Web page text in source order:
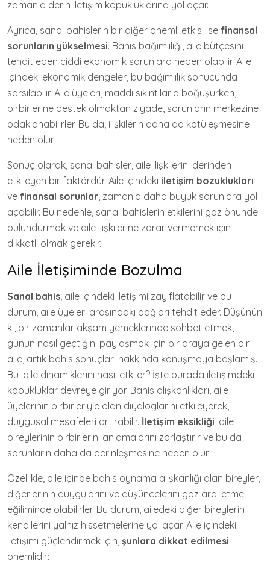
zamanla derin iletişim kopukluklarına yol açar.
Ayrıca, sanal bahislerin bir diğer önemli etkisi ise finansal
sorunların yükselmesi. Bahis bağımlılığı, aile bütçesini
tehdit eden ciddi ekonomik sorunlara neden olabilir. Aile
içindeki ekonomik dengeler, bu bağımlılık sonucunda
sarsılabilir. Aile üyeleri, maddi sıkıntılarla boğuşurken,
birbirlerine destek olmaktan ziyade, sorunların merkezine
odaklanabilirler. Bu da, ilişkilerin daha da kötüleşmesine
neden olur.
Sonuç olarak, sanal bahisler, aile ilişkilerini derinden
etkileyen bir faktördür. Aile içindeki iletişim bozuklukları
ve finansal sorunlar, zamanla daha büyük sorunlara yol
açabilir. Bu nedenle, sanal bahislerin etkilerini göz önünde
bulundurmak ve aile ilişkilerine zarar vermemek için
dikkatli olmak gerekir.
Aile İletişiminde Bozulma
Sanal bahis, aile içindeki iletişimi zayıflatabilir ve bu
durum, aile üyeleri arasındaki bağları tehdit eder. Düşünün
ki, bir zamanlar akşam yemeklerinde sohbet etmek,
günün nasıl geçtiğini paylaşmak için bir araya gelen bir
aile, artık bahis sonuçları hakkında konuşmaya başlamış.
Bu, aile dinamiklerini nasıl etkiler? İşte burada iletişimdeki
kopukluklar devreye giriyor. Bahis alışkanlıkları, aile
üyelerinin birbirleriyle olan diyaloglarını etkileyerek,
duygusal mesafeleri artırabilir. İletişim eksikliği, aile
bireylerinin birbirlerini anlamalarını zorlaştırır ve bu da
sorunların daha da derinleşmesine neden olur.
Özellikle, aile içinde bahis oynama alışkanlığı olan bireyler,
diğerlerinin duygularını ve düşüncelerini göz ardı etme
eğiliminde olabilirler. Bu durum, ailedeki diğer bireylerin
kendilerini yalnız hissetmelerine yol açar. Aile içindeki
iletişimi güçlendirmek için, şunlara dikkat edilmesi
önemlidir: